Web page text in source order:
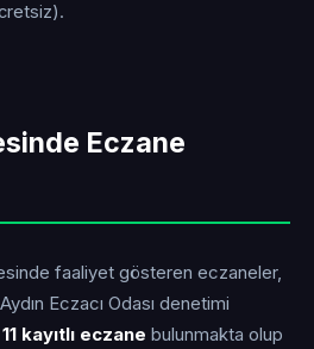
Eczane
faaliyet gösteren eczaneler,
Eczacı Odası denetimi
11 kayıtlı eczane bulunmakta olup